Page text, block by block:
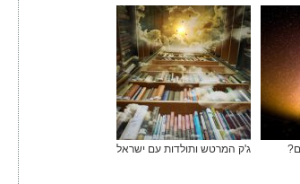
ג'ק המרטש ותולדות עם ישראל